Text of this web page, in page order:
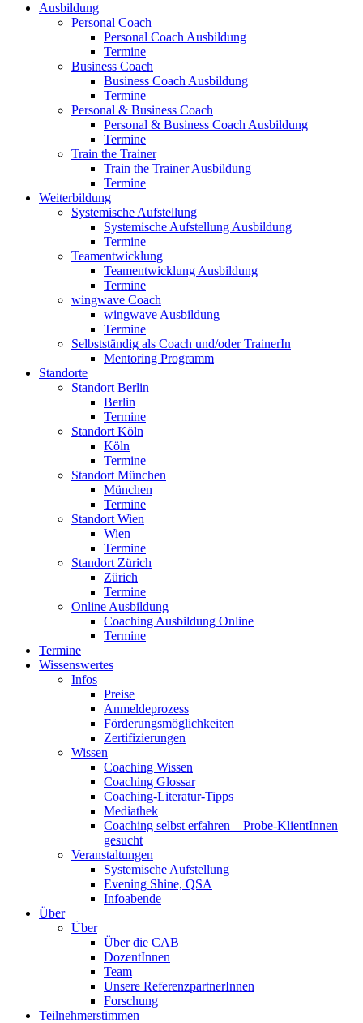
Ausbildung
Personal Coach
Personal Coach Ausbildung
Termine
Business Coach
Business Coach Ausbildung
Termine
Personal & Business Coach
Personal & Business Coach Ausbildung
Termine
Train the Trainer
Train the Trainer Ausbildung
Termine
Weiterbildung
Systemische Aufstellung
Systemische Aufstellung Ausbildung
Termine
Teamentwicklung
Teamentwicklung Ausbildung
Termine
wingwave Coach
wingwave Ausbildung
Termine
Selbstständig als Coach und/oder TrainerIn
Mentoring Programm
Standorte
Standort Berlin
Berlin
Termine
Standort Köln
Köln
Termine
Standort München
München
Termine
Standort Wien
Wien
Termine
Standort Zürich
Zürich
Termine
Online Ausbildung
Coaching Ausbildung Online
Termine
Termine
Wissenswertes
Infos
Preise
Anmeldeprozess
Förderungsmöglichkeiten
Zertifizierungen
Wissen
Coaching Wissen
Coaching Glossar
Coaching-Literatur-Tipps
Mediathek
Coaching selbst erfahren – Probe-KlientInnen
gesucht
Veranstaltungen
Systemische Aufstellung
Evening Shine, QSA
Infoabende
Über
Über
Über die CAB
DozentInnen
Team
Unsere ReferenzpartnerInnen
Forschung
Teilnehmerstimmen